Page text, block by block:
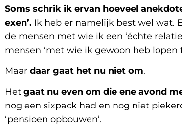
Soms schrik ik ervan hoeveel
exen’. Ik heb er namelijk best wel wat.
de mensen met wie ik een ‘échte
mensen ‘met wie ik gewoon heb lopen
Maar daar gaat het nu niet om.
Het gaat nu even om die ene avond
nog een sixpack had en nog niet
‘pensioen opbouwen’.